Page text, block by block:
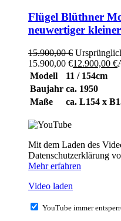
Flügel Blüthner
neuwertiger
15.900,00€
15.900,00 €12.900,00 €
Modell
11 / 154cm
Baujahr ca. 1950
Maße
ca. L154 x
Mit dem Laden des
Datenschutzerklärung
Mehr erfahren
Video laden
YouTube immer